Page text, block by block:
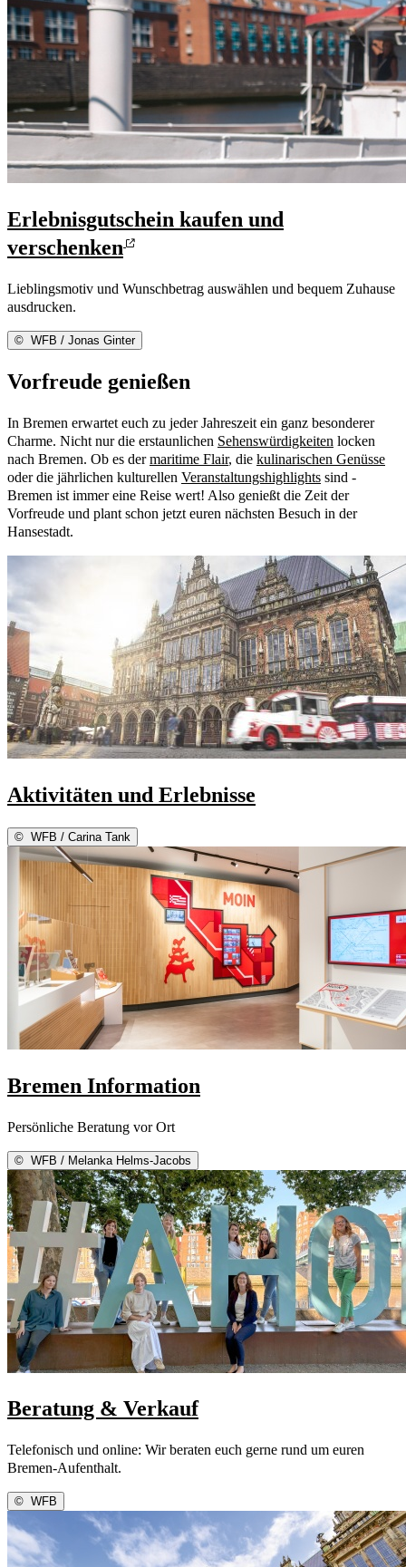
Erlebnisgutschein kaufen und
verschenken
Lieblingsmotiv und Wunschbetrag auswählen und bequem Zuhause
ausdrucken.
© WFB / Jonas Ginter
Vorfreude genießen
In Bremen erwartet euch zu jeder Jahreszeit ein ganz besonderer
Charme. Nicht nur die erstaunlichen Sehenswürdigkeiten locken
nach Bremen. Ob es dermaritime Flair, die kulinarischen Genüsse
oder die jährlichen kulturellen Veranstaltungshighlights sind -
Bremen ist immer eine Reise wert! Also genießt die Zeit der
Vorfreude und plant schon jetzt euren nächsten Besuch in der
Hansestadt.
Aktivitäten und Erlebnisse
© WFB / Carina Tank
Bremen Information
Persönliche Beratung vor Ort
© WFB / Melanka Helms-Jacobs
Beratung & Verkauf
Telefonisch und online: Wir beraten euch gerne rund um euren
Bremen-Aufenthalt.
© WFB